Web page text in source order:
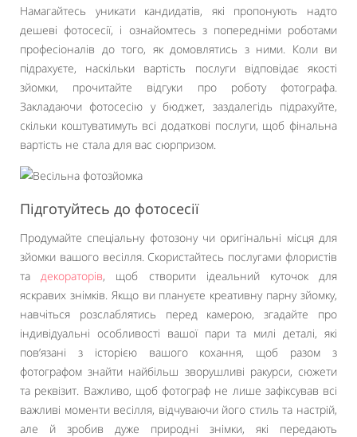
Намагайтесь уникати кандидатів, які пропонують надто
дешеві фотосесії, і ознайомтесь з попередніми роботами
професіоналів до того, як домовлятись з ними. Коли ви
підрахуєте, наскільки вартість послуги відповідає якості
зйомки, прочитайте відгуки про роботу фотографа.
Закладаючи фотосесію у бюджет, заздалегідь підрахуйте,
скільки коштуватимуть всі додаткові послуги, щоб фінальна
вартість не стала для вас сюрпризом.
Підготуйтесь до фотосесії
Продумайте спеціальну фотозону чи оригінальні місця для
зйомки вашого весілля. Скористайтесь послугами флористів
тадекораторів, щоб створити ідеальний куточок для
яскравих знімків. Якщо ви плануєте креативну парну зйомку,
навчіться розслаблятись перед камерою, згадайте про
індивідуальні особливості вашої пари та милі деталі, які
пов’язані з історією вашого кохання, щоб разом з
фотографом знайти найбільш зворушливі ракурси, сюжети
та реквізит. Важливо, щоб фотограф не лише зафіксував всі
важливі моменти весілля, відчуваючи його стиль та настрій,
але й зробив дуже природні знімки, які передають